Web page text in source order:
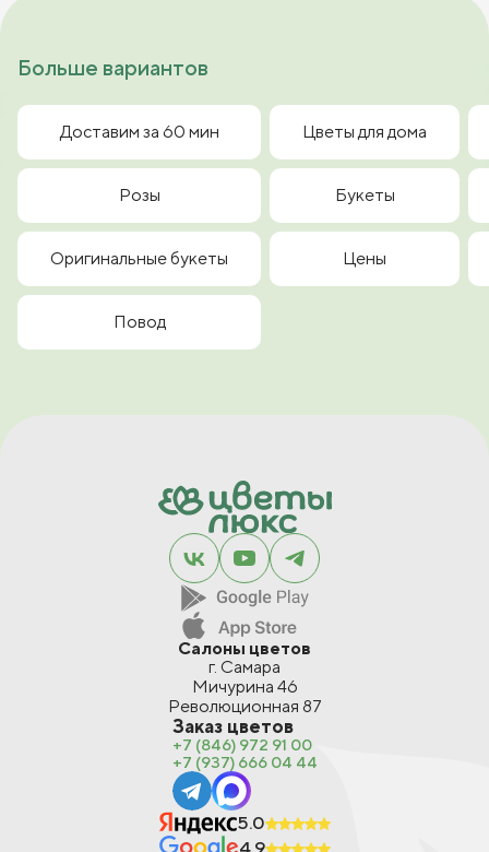
Больше вариантов
Доставим за 60 мин Цветы для дома
Розы Букеты
Оригинальные букеты Цены
Повод
Салоны цветов
г. Самара
Мичурина 46
Революционная 87
Заказ цветов
+7 (846) 972 91 00
+7 (937) 666 04 44
5.0